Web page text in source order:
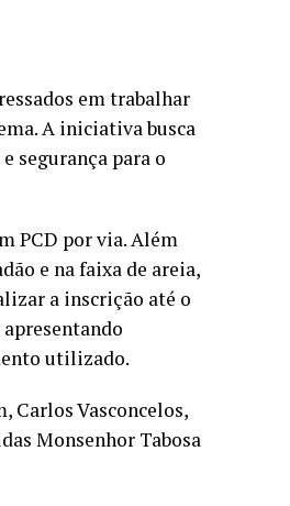
em trabalhar
A iniciativa busca
segurança para o
PCD por via. Além
e na faixa de areia,
a inscrição até o
utilizado.
Carlos Vasconcelos,
Monsenhor Tabosa